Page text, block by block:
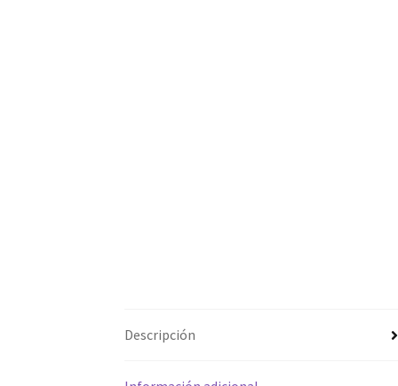
Descripción